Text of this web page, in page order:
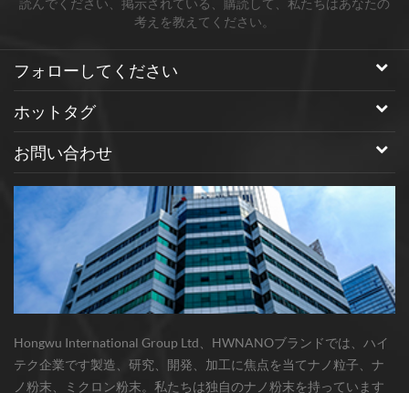
読んでください、掲示されている、購読して、私たちはあなたの
考えを教えてください。
フォローしてください
ホットタグ
お問い合わせ
Hongwu International Group Ltd、HWNANOブランドでは、ハイ
テク企業です製造、研究、開発、加工に焦点を当てナノ粒子、ナ
ノ粉末、ミクロン粉末。私たちは独自のナノ粉末を持っています